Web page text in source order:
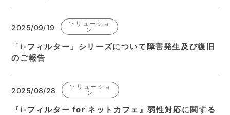
2025/09/19
ソリューショ
ン
「i-フィルター」シリーズについて障害発生及び復旧
のご報告
2025/08/28
ソリューショ
ン
『i-フィルター for ネットカフェ』弱性対応に関する